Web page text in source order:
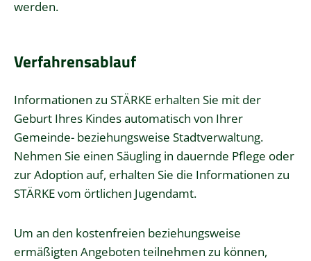
werden.
Verfahrensablauf
Informationen zu STÄRKE erhalten Sie mit der
Geburt Ihres Kindes automatisch von Ihrer
Gemeinde- beziehungsweise Stadtverwaltung.
Nehmen Sie einen Säugling in dauernde Pflege oder
zur Adoption auf, erhalten Sie die Informationen zu
STÄRKE vom örtlichen Jugendamt.
Um an den kostenfreien beziehungsweise
ermäßigten Angeboten teilnehmen zu können,